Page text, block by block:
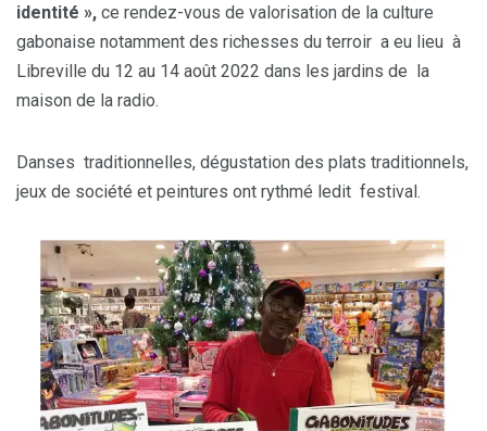
identité », ce rendez-vous de valorisation de la culture
gabonaise notamment des richesses du terroir a eu lieu à
Libreville du 12 au 14 août 2022 dans les jardins de la
maison de la radio.
Danses traditionnelles, dégustation des plats traditionnels,
jeux de société et peintures ont rythmé ledit festival.